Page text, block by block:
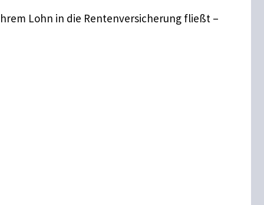
Lohn in die Rentenversicherung fließt –